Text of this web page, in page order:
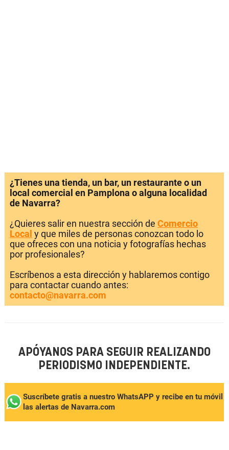
¿Tienes una tienda, un bar, un restaurante o un
local comercial en Pamplona o alguna localidad
de Navarra?
¿Quieres salir en nuestra sección de Comercio
Local y que miles de personas conozcan todo lo
que ofreces con una noticia y fotografías hechas
por profesionales?
Escríbenos a esta dirección y hablaremos contigo
para contactar cuando antes:
contacto@navarra.com
APÓYANOS PARA SEGUIR REALIZANDO
PERIODISMO INDEPENDIENTE.
Suscríbete gratis a nuestro WhatsAPP y recibe en tu móvil
las alertas de Navarra.com